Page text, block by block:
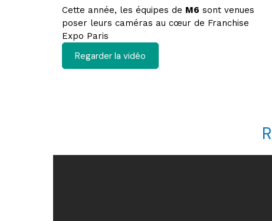
Cette année, les équipes de M6 sont venues
poser leurs caméras au cœur de Franchise
Expo Paris
Regarder la vidéo